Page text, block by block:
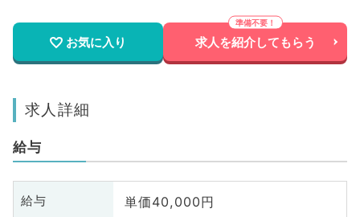
お気に入り 求人を紹介してもらう
求人詳細
給与
給与 単価40,000円